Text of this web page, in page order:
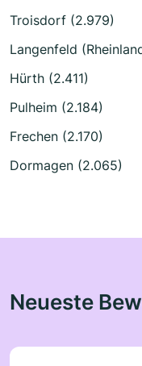
Troisdorf (2.979)
Langenfeld
Hürth (2.411)
Pulheim (2.184)
Frechen (2.170)
Dormagen (2.065)
Neueste